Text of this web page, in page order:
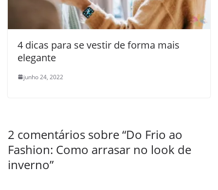
4 dicas para se vestir de forma mais
elegante
junho 24, 2022
2 comentários sobre “Do Frio ao
Fashion: Como arrasar no look de
inverno”